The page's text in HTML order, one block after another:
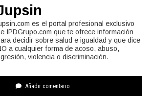
es el portal profesional exclusivo
IPDGrupo.com que te ofrece información
decidir sobre salud e igualdad y que dice
a cualquier forma de acoso, abuso,
violencia o discriminación.
Añadir comentario